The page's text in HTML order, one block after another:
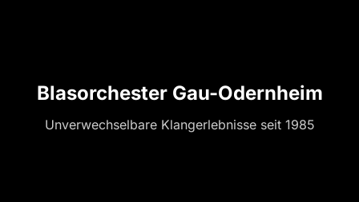
Blasorchester Gau-Odernheim
Unverwechselbare Klangerlebnisse seit 1985